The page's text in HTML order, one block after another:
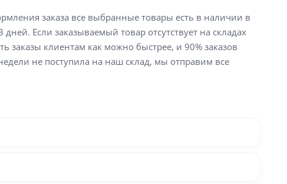
заказа все выбранные товары есть в наличии в
Если заказываемый товар отсутствует на складах
заказы клиентам как можно быстрее, и 90% заказов
не поступила на наш склад, мы отправим все